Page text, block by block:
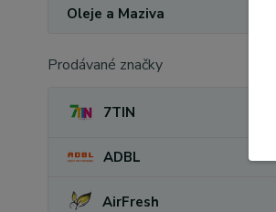
Oleje a Maziva
Prodávané značky
7TIN
ADBL
AirFresh